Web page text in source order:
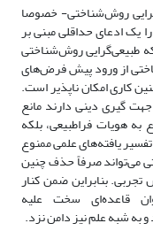
روش‌شناختی- خصوصا
یک ادعای حداقلی مبنی بر
‌طبیعی‌گرایی روش‌شناختی
از ورود پیش فرض‌‌های
کاری امکان ناپذیر است.
گیری دینی دارند مانع
هویات فراطبیعی، بلکه
یافته‌های علمی ممنوع
می‌تواند صرفاً حذف چنین
بنابراین ضمن کنار
قاعده‌‌‌ای سخت علیه
به شبه علم نیز دامن نزد.